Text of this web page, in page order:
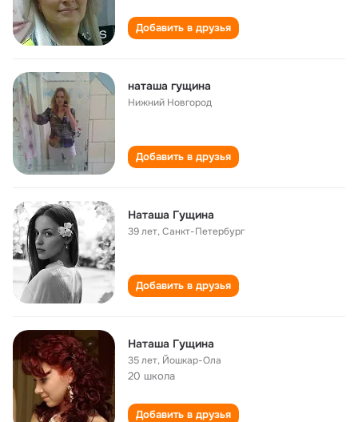
Добавить в друзья
наташа гущина
Нижний Новгород
Добавить в друзья
Наташа Гущина
39 лет,Санкт-Петербург
Добавить в друзья
Наташа Гущина
35 лет, Йошкар-Ола
20 школа
Добавить в друзья